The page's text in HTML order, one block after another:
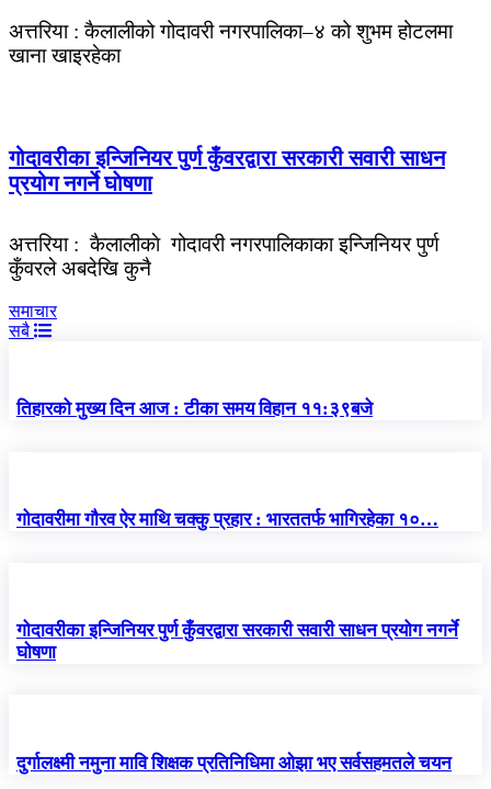
अत्तरिया : कैलालीको गोदावरी नगरपालिका–४ को शुभम होटलमा
खाना खाइरहेका
गोदावरीका इन्जिनियर पुर्ण कुँवरद्वारा सरकारी सवारी साधन
प्रयोग नगर्ने घाेषणा
अत्तरिया : कैलालीकाे गोदावरी नगरपालिकाका इन्जिनियर पुर्ण
कुँवरले अबदेखि कुनै
समाचार
सबै
तिहारको मुख्य दिन आज : टीका समय विहान ११:३९बजे
गोदावरीमा गाैरव ऐर माथि चक्कु प्रहार : भारततर्फ भागिरहेका १०…
गोदावरीका इन्जिनियर पुर्ण कुँवरद्वारा सरकारी सवारी साधन प्रयोग नगर्ने
घाेषणा
दुर्गालक्ष्मी नमुना मावि शिक्षक प्रतिनिधिमा ओझा भए सर्वसहमतले चयन